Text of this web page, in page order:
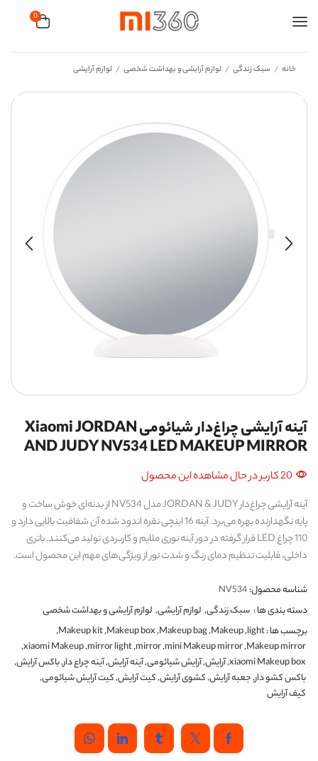
0
خانه / سبک زندگی / لوازم آرایشی و بهداشت شخصی / لوازم آرایشی
آینه آرایشی چراغ‌دار شیائومی Xiaomi JORDAN
AND JUDY NV534 LED MAKEUP MIRROR
20 کاربر در حال مشاهده این محصول
آینه آرایشی چراغ‌دار JORDAN & JUDY مدل NV534 از بدنه‌ای خوش ساخت و
پایه نگهدارنده بهره می‌برد. آینه 16 اینچی نقره اندود شده آن شفافیت بالایی دارد و
110 چراغ LED قرار گرفته در دور آینه نوری ملایم و کاربردی تولید می‌کنند. باتری
داخلی، قابلیت تنظیم دمای رنگ و شدت نور از ویژگی‌های مهم این محصول است.
شناسه محصول:NV534
دسته بندی ها : سبک زندگی, لوازم آرایشی, لوازم آرایشی و بهداشت شخصی
برچسب ها :light
,
Makeup
,
Makeup bag
,
Makeup box
,
Makeup kit
,
Makeup mirror
,
mini Makeup mirror
,
mirror
,
mirror light
,
xiaomi Makeup
,
xiaomi Makeup box
,آرایش,آرایش شیائومی,آینه آرایش,آینه چراع دار,باکس آرایش,
باکس کشو دار,جعبه آرایش,کشوی آرایش,کیت آرایش,کیت آرایش شیائومی,
کیف آرایش